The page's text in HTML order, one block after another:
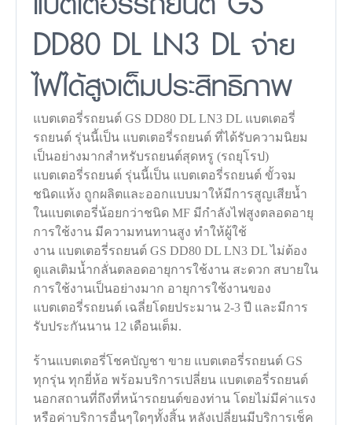
DD80 DL LN3 DL จ่าย
ไฟได้สูงเต็มประสิทธิภาพ
แบตเตอรี่รถยนต์ GS DD80 DL LN3 DL แบตเตอรี่
รถยนต์ รุ่นนี้เป็น แบตเตอรี่รถยนต์ ที่ได้รับความนิยม
เป็นอย่างมากสำหรับรถยนต์สุดหรู (รถยุโรป)
แบตเตอรี่รถยนต์ รุ่นนี้เป็น แบตเตอรี่รถยนต์ ขั้วจม
ชนิดแห้ง ถูกผลิตและออกแบบมาให้มีการสูญเสียน้ำ
ในแบตเตอรี่น้อยกว่าชนิด MF มีกำลังไฟสูงตลอดอายุ
การใช้งาน มีความทนทานสูง ทำให้ผู้ใช้
งาน แบตเตอรี่รถยนต์ GS DD80 DL LN3 DL ไม่ต้อง
ดูแลเติมน้ำกลั่นตลอดอายุการใช้งาน สะดวก สบายใน
การใช้งานเป็นอย่างมาก อายุการใช้งานของ
แบตเตอรี่รถยนต์ เฉลี่ยโดยประมาน 2-3 ปี และมีการ
รับประกันนาน 12 เดือนเต็ม.
ร้านแบตเตอรี่โชคบัญชา ขาย แบตเตอรี่รถยนต์ GS
ทุกรุ่น ทุกยี่ห้อ พร้อมบริการเปลี่ยน แบตเตอรี่รถยนต์
นอกสถานที่ถึงที่หน้ารถยนต์ของท่าน โดยไม่มีค่าแรง
หรือค่าบริการอื่นๆใดๆทั้งสิ้น หลังเปลี่ยนมีบริการเช็ค